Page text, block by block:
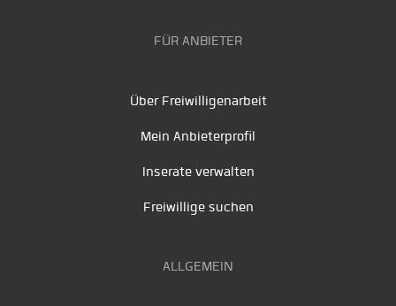
FÜR ANBIETER
Über Freiwilligenarbeit
Mein Anbieterprofil
Inserate verwalten
Freiwillige suchen
ALLGEMEIN